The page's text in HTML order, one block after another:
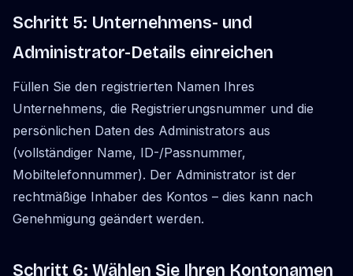
Schritt 5: Unternehmens- und
Administrator-Details einreichen
Füllen Sie den registrierten Namen Ihres
Unternehmens, die Registrierungsnummer und die
persönlichen Daten des Administrators aus
(vollständiger Name, ID-/Passnummer,
Mobiltelefonnummer). Der Administrator ist der
rechtmäßige Inhaber des Kontos – dies kann nach
Genehmigung geändert werden.
Schritt 6: Wählen Sie Ihren Kontonamen